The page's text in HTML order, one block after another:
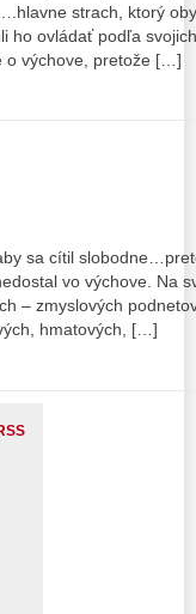
strach, ktorý
ho ovládať podľa
o výchove, pretože […]
sa cítil
vo výchove. Na
– zmyslových
hmatových, […]